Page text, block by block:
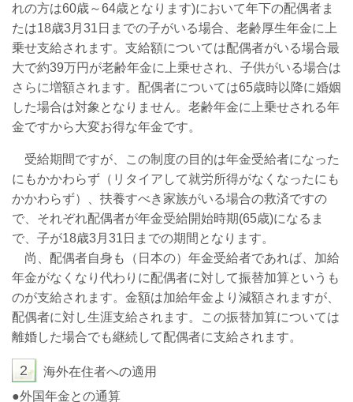
れの方は60歳～64歳となります)において年下の配偶者ま
たは18歳3月31日までの子がいる場合、老齢厚生年金に上
乗せ支給されます。支給額については配偶者がいる場合最
大で約39万円が老齢年金に上乗せされ、子供がいる場合は
さらに増額されます。配偶者については65歳時以降に婚姻
した場合は対象となりません。老齢年金に上乗せされる年
金ですから大変お得な年金です。
受給期間ですが、この制度の目的は年金受給者になった
にもかかわらず（リタイアして就労所得がなくなったにも
かかわらず）、扶養すべき家族がいる場合の救済ですの
で、それぞれ配偶者が年金受給開始時期(65歳)になるま
で、子が18歳3月31日までの期間となります。
尚、配偶者自身も（日本の）年金受給者であれば、加給
年金がなくなり代わりに配偶者に対して振替加算というも
のが支給されます。金額は加給年金より減額されますが、
配偶者に対し生涯支給されます。この振替加算については
離婚した場合でも継続して配偶者に支給されます。
2
海外在住者への適用
●外国年金との通算